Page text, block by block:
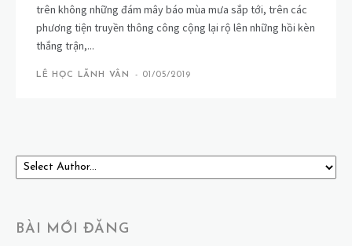
trên không những đám mây báo mùa mưa sắp tới, trên các
phương tiện truyền thông công cộng lại rộ lên những hồi kèn
thắng trận,...
LÊ HỌC LÃNH VÂN - 01/05/2019
BÀI MỚI ĐĂNG